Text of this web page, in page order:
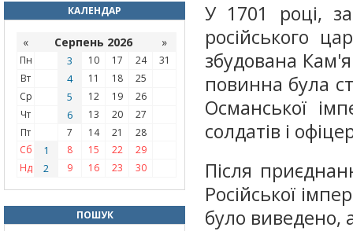
КАЛЕНДАР
« Серпень 2026 »
Пн 3 10 17 24
31
Вт
4 11 18
25
Ср
5 12 19
26
Чт
6 13 20
27
Пт
7 14 21
28
Сб
1 8 15 22
29
Нд
2 9 16 23 30
ПОШУК
У 1701 році,
російського
збудована
повинна була
Османської
солдатів і
Після
Російської
було виведено,